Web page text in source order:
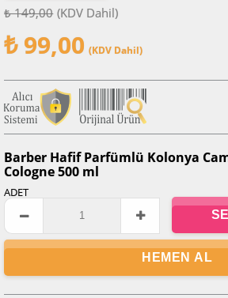
₺ 149,00 (KDV Dahil)
₺ 99,00 (KDV Dahil)
Barber Hafif Parfümlü Kolonya
Cologne 500 ml
ADET